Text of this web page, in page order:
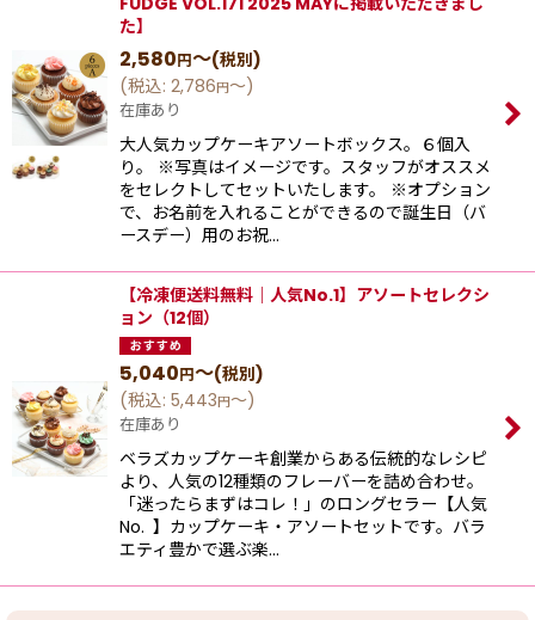
た】
2,580円～(税別)
(税込: 2,786円～)
在庫あり
大人気カップケーキアソートボックス。６個入
り。 ※写真はイメージです。スタッフがオススメ
をセレクトしてセットいたします。 ※オプション
で、お名前を入れることができるので誕生日（バ
ースデー）用のお祝…
【冷凍便送料無料｜人気No.1】アソートセレクシ
ョン（12個）
5,040円～(税別)
(税込: 5,443円～)
在庫あり
ベラズカップケーキ創業からある伝統的なレシピ
より、⼈気の12種類のフレーバーを詰め合わせ。
「迷ったらまずはコレ！」のロングセラー【⼈気
No. 】カップケーキ‧アソートセットです。バラ
エティ豊かで選ぶ楽…